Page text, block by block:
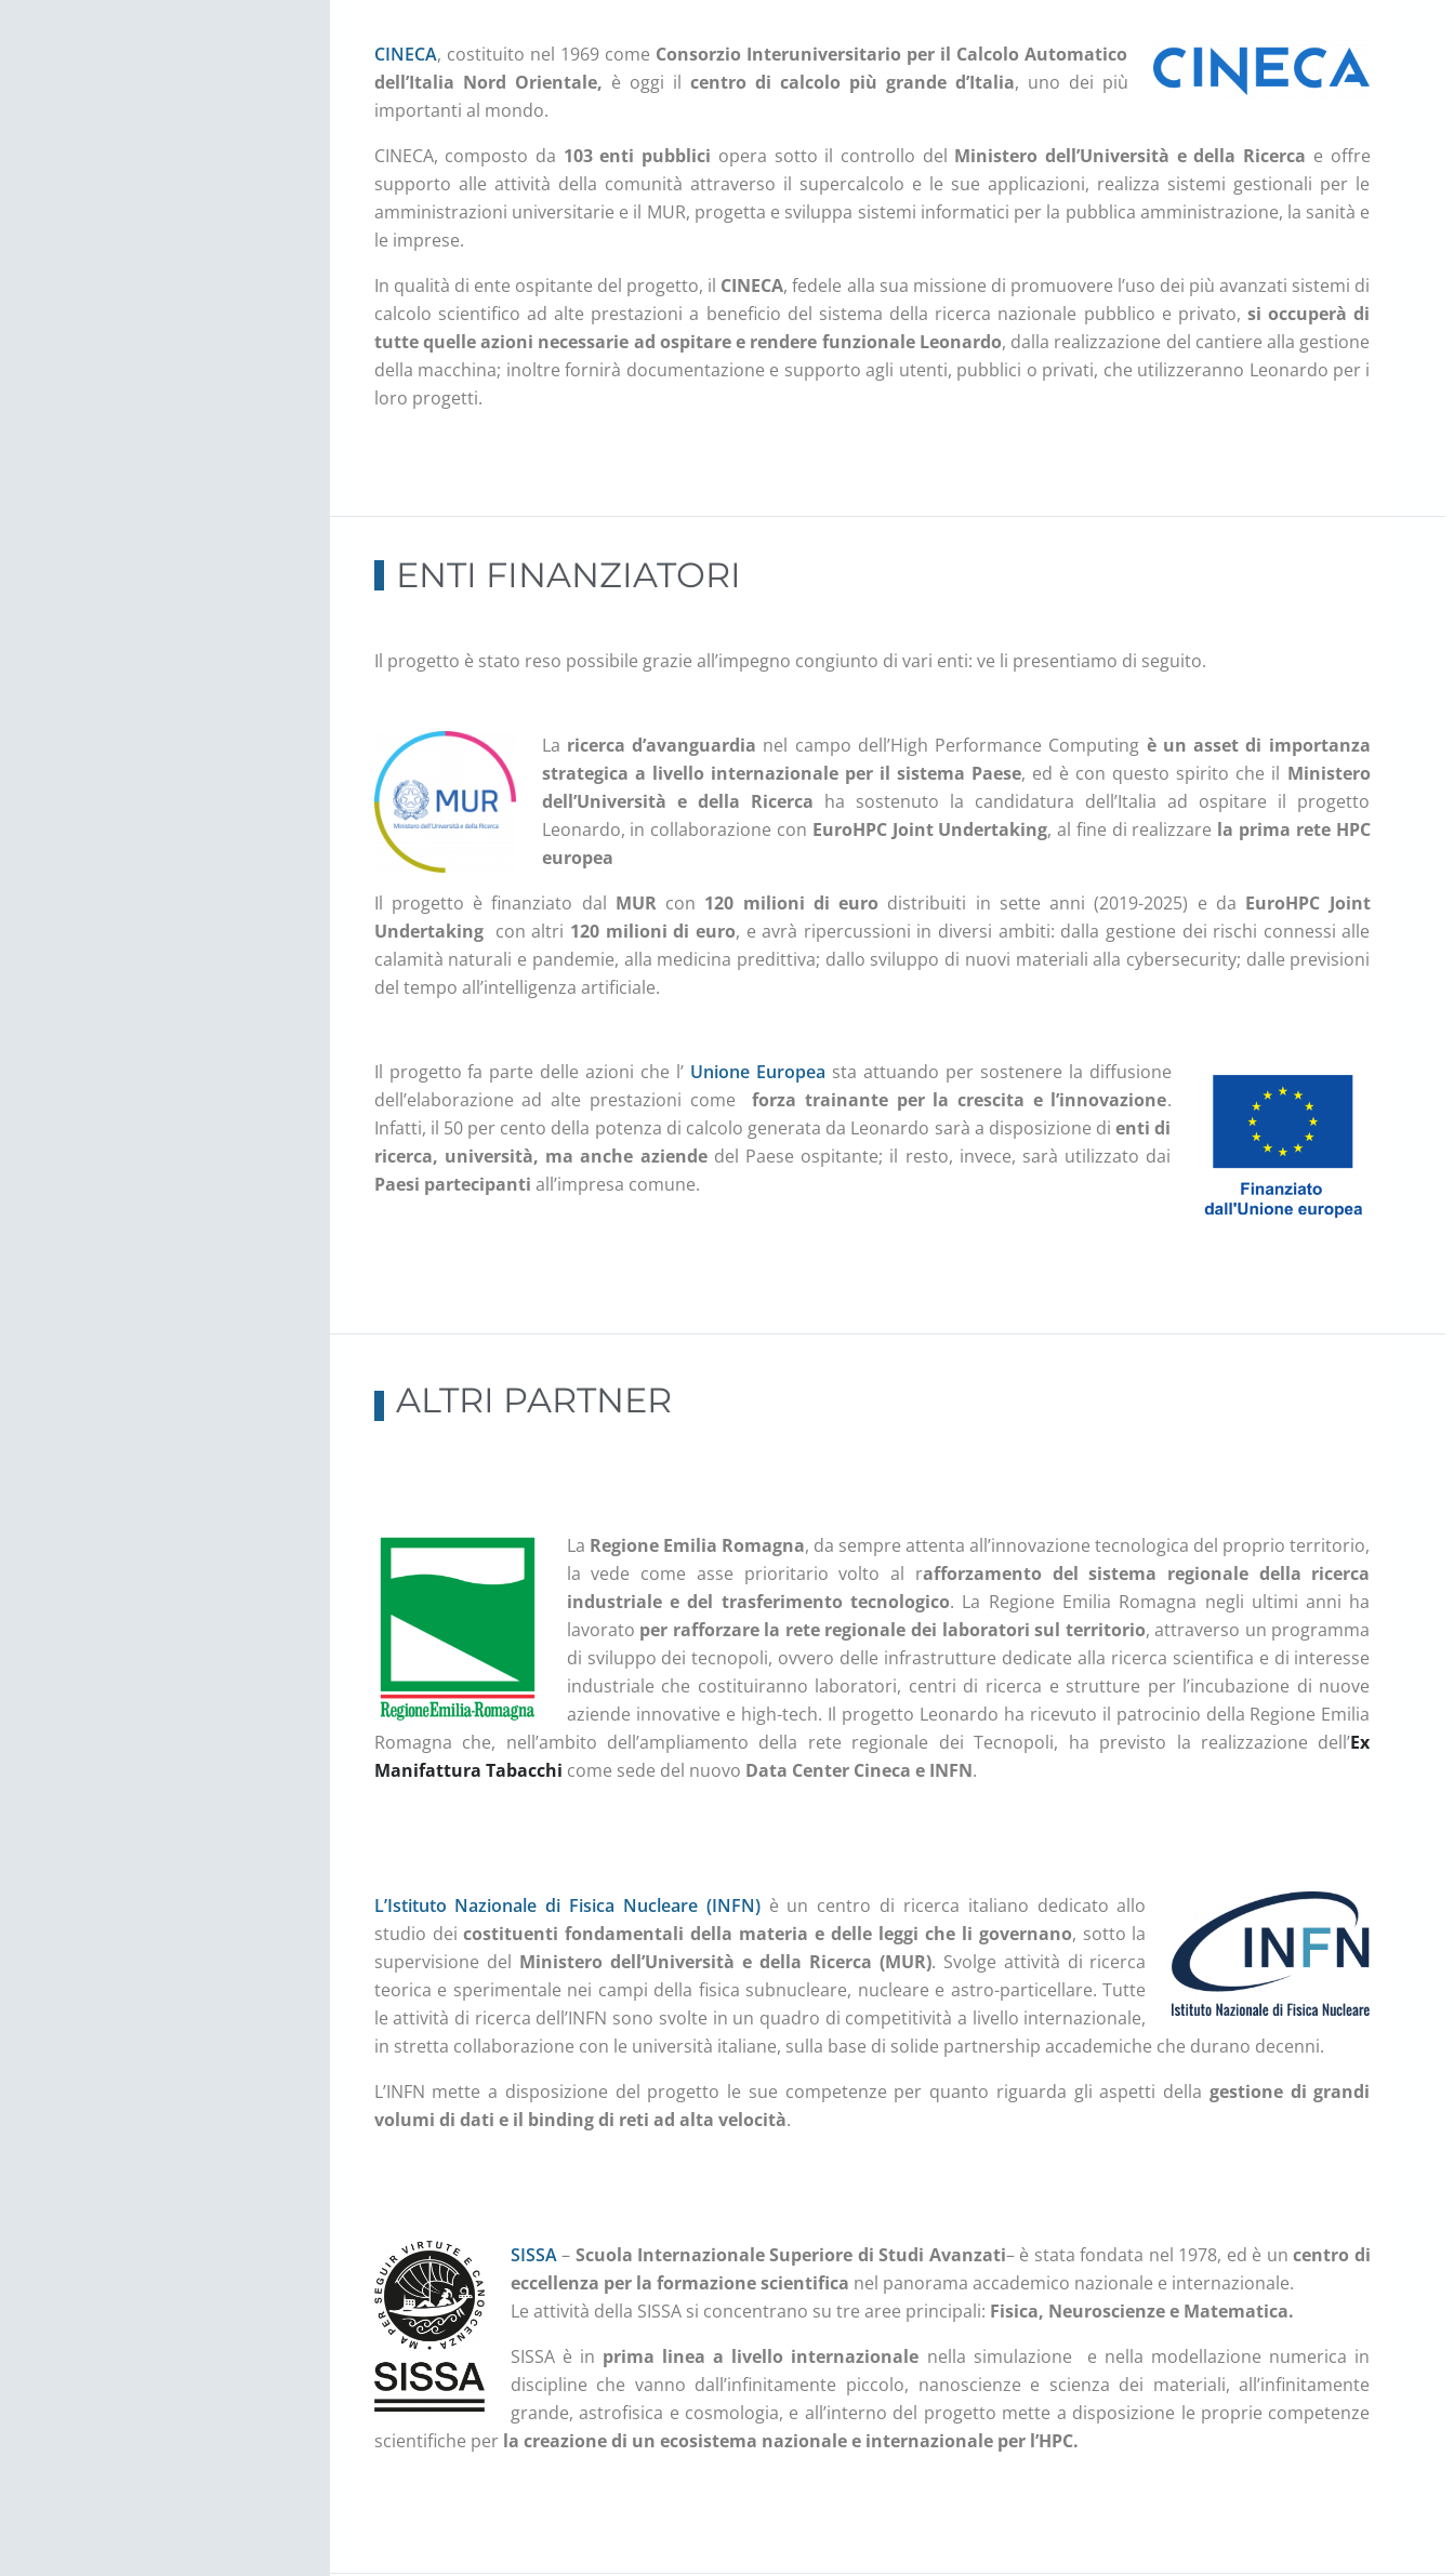
CINECA, costituito nel 1969 come Consorzio Interuniversitario per il Calcolo Automatico
dell’Italia Nord Orientale, è oggi il centro di calcolo più grande d’Italia, uno dei più
importanti al mondo.
CINECA, composto da 103 enti pubblici opera sotto il controllo del Ministero dell’Università e della Ricerca e offre
supporto alle attività della comunità attraverso il supercalcolo e le sue applicazioni, realizza sistemi gestionali per le
amministrazioni universitarie e il MUR, progetta e sviluppa sistemi informatici per la pubblica amministrazione, la sanità e
le imprese.
In qualità di ente ospitante del progetto, il CINECA, fedele alla sua missione di promuovere l’uso dei più avanzati sistemi di
calcolo scientifico ad alte prestazioni a beneficio del sistema della ricerca nazionale pubblico e privato,si occuperà di
tutte quelle azioni necessarie ad ospitare e rendere funzionale Leonardo, dalla realizzazione del cantiere alla gestione
della macchina; inoltre fornirà documentazione e supporto agli utenti, pubblici o privati, che utilizzeranno Leonardo per i
loro progetti.
ENTI FINANZIATORI
Il progetto è stato reso possibile grazie all’impegno congiunto di vari enti: ve li presentiamo di seguito.
La ricerca d’avanguardia nel campo dell’High Performance Computing è un asset di importanza
strategica a livello internazionale per il sistema Paese, ed è con questo spirito che il Ministero
dell’Università e della Ricerca ha sostenuto la candidatura dell’Italia ad ospitare il progetto
Leonardo, in collaborazione con EuroHPC Joint Undertaking, al fine di realizzare la prima rete HPC
europea
Il progetto è finanziato dal MURcon 120 milioni di euro distribuiti in sette anni (2019-2025) e da EuroHPC Joint
Undertakingcon altri 120 milioni di euro, e avrà ripercussioni in diversi ambiti: dalla gestione dei rischi connessi alle
calamità naturali e pandemie, alla medicina predittiva; dallo sviluppo di nuovi materiali alla cybersecurity; dalle previsioni
del tempo all’intelligenza artificiale.
Il progetto fa parte delle azioni che l’ Unione Europea sta attuando per sostenere la diffusione
dell’elaborazione ad alte prestazioni comeforza trainante per la crescita e l’innovazione.
Infatti, il 50 per cento della potenza di calcolo generata da Leonardo sarà a disposizione dienti di
ricerca, università, ma anche aziendedel Paese ospitante; il resto, invece, sarà utilizzato dai
Paesi partecipanti all’impresa comune.
ALTRI PARTNER
La Regione Emilia Romagna, da sempre attenta all’innovazione tecnologica del proprio territorio,
la vede come asse prioritario volto al rafforzamento del sistema regionale della ricerca
industriale e del trasferimento tecnologico. La Regione Emilia Romagna negli ultimi anni ha
lavorato per rafforzare la rete regionale dei laboratori sul territorio, attraverso un programma
di sviluppo dei tecnopoli, ovvero delle infrastrutture dedicate alla ricerca scientifica e di interesse
industriale che costituiranno laboratori, centri di ricerca e strutture per l’incubazione di nuove
aziende innovative e high-tech. Il progetto Leonardo ha ricevuto il patrocinio della Regione Emilia
Romagna che, nell’ambito dell’ampliamento della rete regionale dei Tecnopoli, ha previsto la realizzazione dell’Ex
Manifattura Tabacchi come sede del nuovo Data Center Cineca e INFN.
L’Istituto Nazionale di Fisica Nucleare (INFN)è un centro di ricerca italiano dedicato allo
studio deicostituenti fondamentali della materia e delle leggi che li governano, sotto la
supervisione del Ministero dell’Università e della Ricerca (MUR). Svolge attività di ricerca
teorica e sperimentale nei campi della fisica subnucleare, nucleare e astro-particellare. Tutte
le attività di ricerca dell’INFN sono svolte in un quadro di competitività a livello internazionale,
in stretta collaborazione con le università italiane, sulla base di solide partnership accademiche che durano decenni.
L’INFN mette a disposizione del progetto le sue competenze per quanto riguarda gli aspetti della gestione di grandi
volumi di dati e il binding di reti ad alta velocità.
SISSA– Scuola Internazionale Superiore di Studi Avanzati– è stata fondata nel 1978, ed è uncentro di
eccellenza per la formazionescientifica nel panorama accademico nazionale e internazionale.
Le attività della SISSA si concentrano su tre aree principali: Fisica, Neuroscienze e Matematica.
SISSA è in prima linea a livello internazionale nella simulazione e nella modellazione numerica in
discipline che vanno dall’infinitamente piccolo, nanoscienze e scienza dei materiali, all’infinitamente
grande, astrofisica e cosmologia, e all’interno del progetto mette a disposizione le proprie competenze
scientifiche per la creazione di un ecosistema nazionale e internazionale per l’HPC.